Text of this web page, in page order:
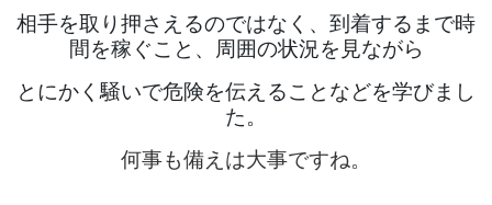
相手を取り押さえるのではなく、到着するまで時
間を稼ぐこと、周囲の状況を見ながら
とにかく騒いで危険を伝えることなどを学びまし
た。
何事も備えは大事ですね。